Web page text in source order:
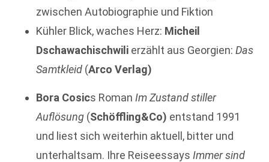
zwischen Autobiographie und Fiktion
Kühler Blick, waches Herz: Micheil
Dschawachischwili erzählt aus Georgien: Das
Samtkleid (Arco Verlag)
Bora Cosics Roman Im Zustand stiller
Auflösung (Schöffling&Co) entstand 1991
und liest sich weiterhin aktuell, bitter und
unterhaltsam. Ihre Reiseessays Immer sind